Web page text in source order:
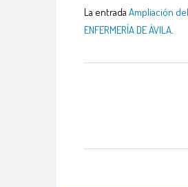
La entrada Ampliación
ENFERMERÍA DE ÁVILA.